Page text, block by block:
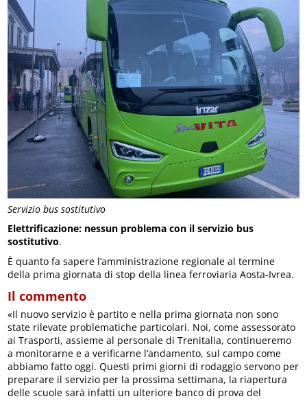
Servizio bus sostitutivo
Elettrificazione: nessun problema con il servizio bus
sostitutivo.
È quanto fa sapere l’amministrazione regionale al termine
della prima giornata di stop della linea ferroviaria Aosta-Ivrea.
Il commento
«Il nuovo servizio è partito e nella prima giornata non sono
state rilevate problematiche particolari. Noi, come assessorato
ai Trasporti, assieme al personale di Trenitalia, continueremo
a monitorarne e a verificarne l’andamento, sul campo come
abbiamo fatto oggi. Questi primi giorni di rodaggio servono per
preparare il servizio per la prossima settimana, la riapertura
delle scuole sarà infatti un ulteriore banco di prova del